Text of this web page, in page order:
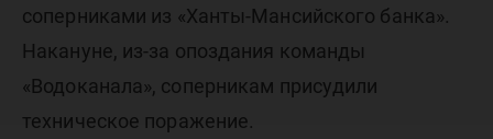
соперниками из «Ханты-Мансийского банка».
Накануне, из-за опоздания команды
«Водоканала», соперникам присудили
техническое поражение.